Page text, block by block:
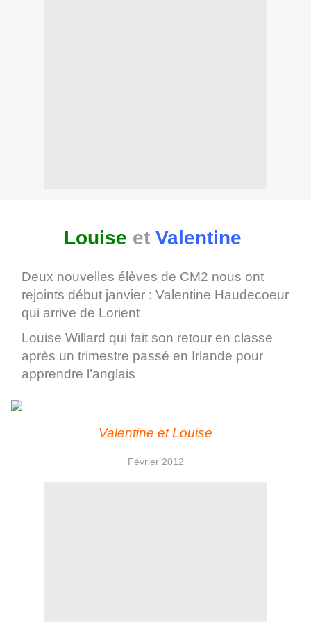
Louise et Valentine
Deux nouvelles élèves de CM2 nous ont
rejoints début janvier : Valentine Haudecoeur
qui arrive de Lorient
Louise Willard qui fait son retour en classe
après un trimestre passé en Irlande pour
apprendre l’anglais
Valentine et Louise
Février 2012